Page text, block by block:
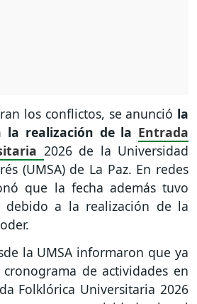
los conflictos, se anunció la
la realización de la Entrada
2026 de la Universidad
(UMSA) de La Paz. En redes
que la fecha además tuvo
debido a la realización de la
la UMSA informaron que ya
de actividades en
Folklórica Universitaria 2026